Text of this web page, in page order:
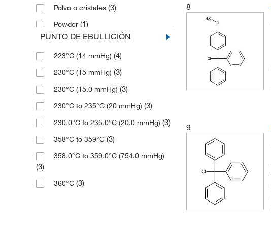
330.47 (3)
336.5(2)
338.41(5)
338.83(9)
342.486 (2)
(8)
(3)
(2)
(2)
348.46(2)
Polvo o cristales (3)
Powder (1)
Sólido(1)
PUNTO DE EBULLICIÓN
223°C (14 mmHg) (4)
230°C (15 mmHg) (3)
230°C (15.0 mmHg) (3)
230°C to 235°C (20 mmHg) (3)
230.0°C to 235.0°C (20.0 mmHg) (3)
358°C to 359°C (3)
358.0°C to 359.0°C (754.0 mmHg)
(3)
360°C (3)
8
9